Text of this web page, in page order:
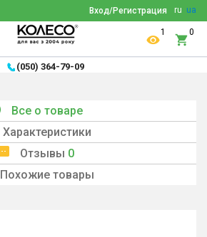
ru ua
Вход/Регистрация
1 0
(050) 364-79-09
Все о товаре
Характеристики
Отзывы 0
Похожие товары